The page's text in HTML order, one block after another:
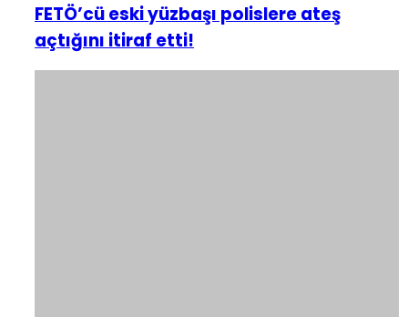
FETÖ’cü eski yüzbaşı polislere ateş
açtığını itiraf etti!